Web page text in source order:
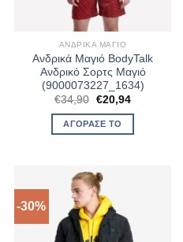
ΑΝΔΡΙΚΆ ΜΑΓΙΌ
Ανδρικά Μαγιό BodyTalk
Ανδρικό Σορτς Μαγιό
(9000073227_1634)
€34,90 Original
was:
€34,90.
€20,94Η
ΑΓΌΡΑΣΈ ΤΟ
-30%